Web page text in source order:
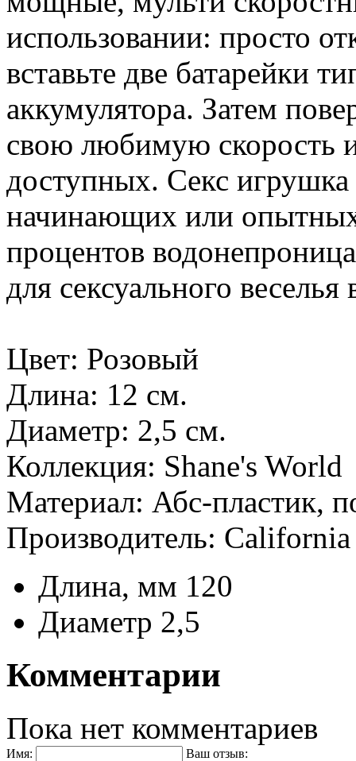
использовании: просто
вставьте две батарейки
аккумулятора. Затем
свою любимую скорость
доступных. Секс
начинающих или
процентов
для сексуального веселья
Цвет: Розовый
Длина: 12 см.
Диаметр: 2,5 см.
Коллекция: Shane's World
Материал: Абс-пластик,
Производитель:
Длина, мм 120
Диаметр 2,5
Комментарии
Пока нет комментариев
Имя: Ваш отзыв: